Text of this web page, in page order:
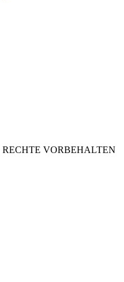
VORBEHALTEN